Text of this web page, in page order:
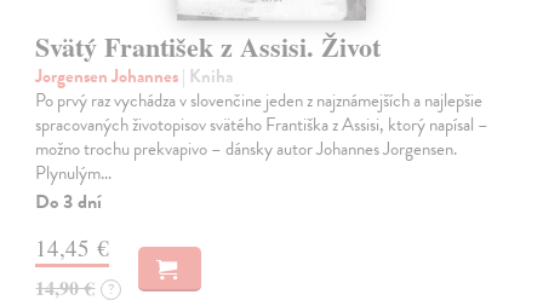
Svätý František z Assisi. Život
Jorgensen Johannes| Kniha
Po prvý raz vychádza v slovenčine jeden z najznámejších a najlepšie
spracovaných životopisov svätého Františka z Assisi, ktorý napísal –
možno trochu prekvapivo – dánsky autor Johannes Jorgensen.
Plynulým…
Do 3 dní
14,45 €
14,90 € ?